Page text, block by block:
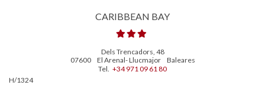
CARIBBEAN BAY
Dels Trencadors, 48
07600
El Arenal- Llucmajor
Baleares
Tel. +34 971 09 61 80
H/1324